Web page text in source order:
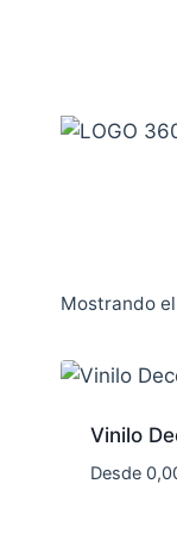
Mostrando
Vinilo
Desde